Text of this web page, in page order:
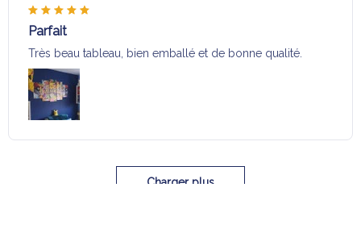
Parfait
Très beau tableau, bien emballé et de bonne qualité.
Charger plus